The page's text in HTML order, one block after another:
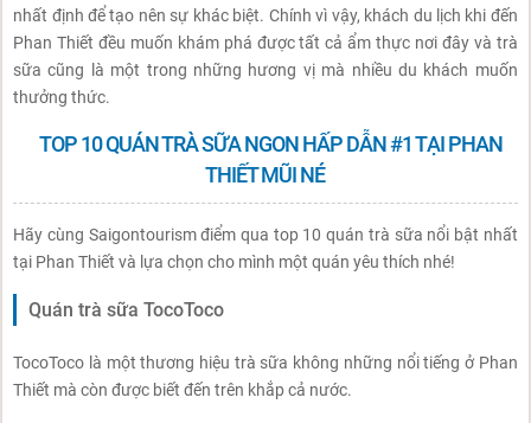
nhất định để tạo nên sự khác biệt. Chính vì vậy, khách du lịch khi đến
Phan Thiết đều muốn khám phá được tất cả ẩm thực nơi đây và trà
sữa cũng là một trong những hương vị mà nhiều du khách muốn
thưởng thức.
TOP 10 QUÁN TRÀ SỮA NGON HẤP DẪN #1 TẠI PHAN
THIẾT MŨI NÉ
Hãy cùng Saigontourism điểm qua top 10 quán trà sữa nổi bật nhất
tại Phan Thiết và lựa chọn cho mình một quán yêu thích nhé!
Quán trà sữa TocoToco
TocoToco là một thương hiệu trà sữa không những nổi tiếng ở Phan
Thiết mà còn được biết đến trên khắp cả nước.